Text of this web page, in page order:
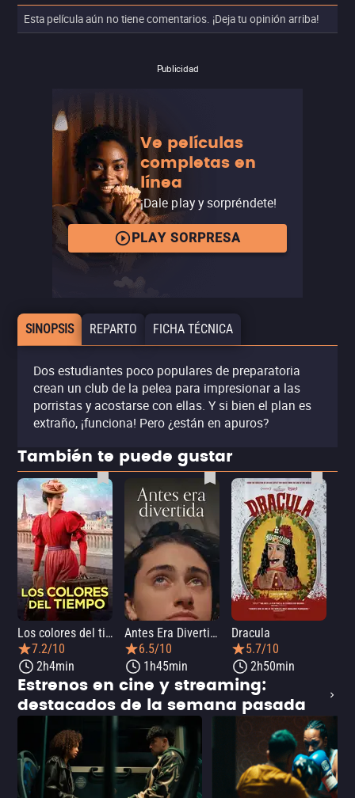
Esta película aún no tiene comentarios. ¡Deja tu opinión arriba!
Publicidad
Ve películas
completas en
línea
¡Dale play y sorpréndete!
PLAY SORPRESA
SINOPSIS REPARTO FICHA TÉCNICA
Dos estudiantes poco populares de preparatoria
crean un club de la pelea para impresionar a las
porristas y acostarse con ellas. Y si bien el plan es
extraño, ¡funciona! Pero ¿están en apuros?
También te puede gustar
Los colores del tiempo
7.2/10
2h4min
Antes Era Divertida
6.5/10
1h45min
Dracula
5.7/10
2h50min
Estrenos en cine y streaming:
destacados de la semana pasada